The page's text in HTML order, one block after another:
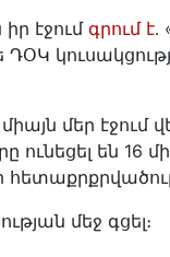
էջում գրում է․
ԴՕԿ
մեր էջում
են 16
մեջ գցել։